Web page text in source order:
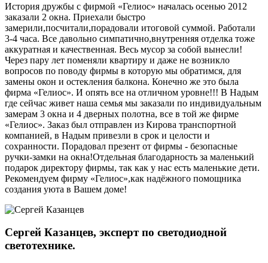
История дружбы с фирмой «Гелиос» началась осенью 2012
заказали 2 окна. Приехали быстро
замерили,посчитали,порадовали итоговой суммой. Работали
3-4 часа. Все давольно симпатично,внутренняя отделка тоже
аккуратная и качественная. Весь мусор за собой вынесли!
Через пару лет поменяли квартиру и даже не возникло
вопросов по поводу фирмы в которую мы обратимся, для
замены окон и остекления балкона. Конечно же это была
фирма «Гелиос». И опять все на отличном уровне!!! В Надым
где сейчас живет наша семья мы заказали по индивидуальным
замерам 3 окна и 4 дверных полотна, все в той же фирме
«Гелиос». Заказ был отправлен из Кирова транспортной
компанией, в Надым привезли в срок и целости и
сохранности. Порадовал презент от фирмы - безопасные
ручки-замки на окна!Отдельная благодарность за маленький
подарок директору фирмы, так как у нас есть маленькие дети.
Рекомендуем фирму «Гелиос»,как надёжного помощника
создания уюта в Вашем доме!
Сергей Казанцев, эксперт по светодиодной
светотехнике.